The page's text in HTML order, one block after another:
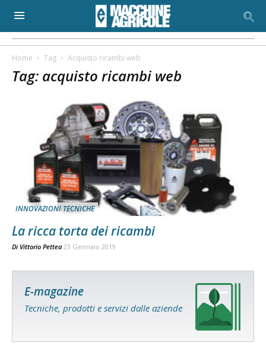
Home Tag Acquisto ricambi web
Tag: acquisto ricambi web
INNOVAZIONI TECNICHE
La ricca torta dei ricambi
Di Vittorio Pettea 23 Gennaio 2019
E-magazine
Tecniche, prodotti e servizi dalle aziende